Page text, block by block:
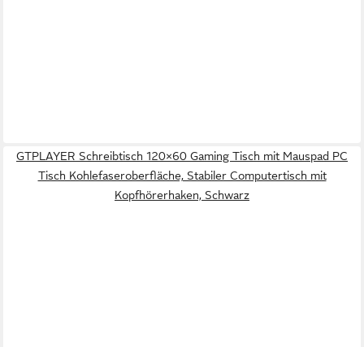
GTPLAYER Schreibtisch 120×60 Gaming Tisch mit Mauspad PC
Tisch Kohlefaseroberfläche, Stabiler Computertisch mit
Kopfhörerhaken, Schwarz